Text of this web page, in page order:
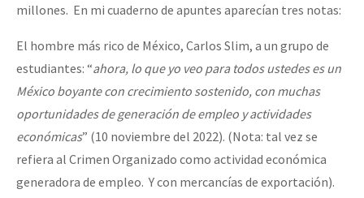
millones. En mi cuaderno de apuntes aparecían tres notas:
El hombre más rico de México, Carlos Slim, a un grupo de
estudiantes: “ahora, lo que yo veo para todos ustedes es un
México boyante con crecimiento sostenido, con muchas
oportunidades de generación de empleo y actividades
económicas” (10 noviembre del 2022). (Nota: tal vez se
refiera al Crimen Organizado como actividad económica
generadora de empleo. Y con mercancías de exportación).